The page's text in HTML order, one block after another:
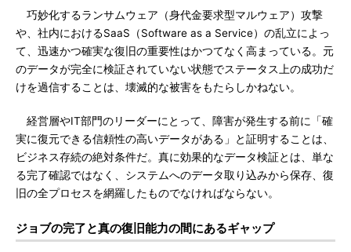
巧妙化するランサムウェア（身代金要求型マルウェア）攻撃
や、社内におけるSaaS（Software as a Service）の乱立によっ
て、迅速かつ確実な復旧の重要性はかつてなく高まっている。元
のデータが完全に検証されていない状態でステータス上の成功だ
けを過信することは、壊滅的な被害をもたらしかねない。
経営層やIT部門のリーダーにとって、障害が発生する前に「確
実に復元できる信頼性の高いデータがある」と証明することは、
ビジネス存続の絶対条件だ。真に効果的なデータ検証とは、単な
る完了確認ではなく、システムへのデータ取り込みから保存、復
旧の全プロセスを網羅したものでなければならない。
ジョブの完了と真の復旧能力の間にあるギャップ